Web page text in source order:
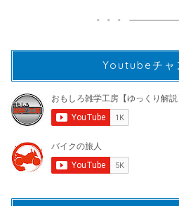
Youtubeチャ